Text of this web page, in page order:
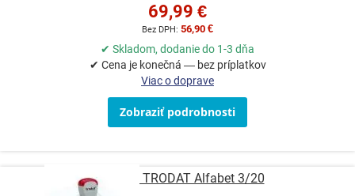
69,99 €
56,90 €
✔ Skladom, dodanie do 1-3 dňa
✔ Cena je konečná — bez príplatkov
Viac o doprave
Zobraziť podrobnosti
Pečiatka TRODAT Alfabet 3/20